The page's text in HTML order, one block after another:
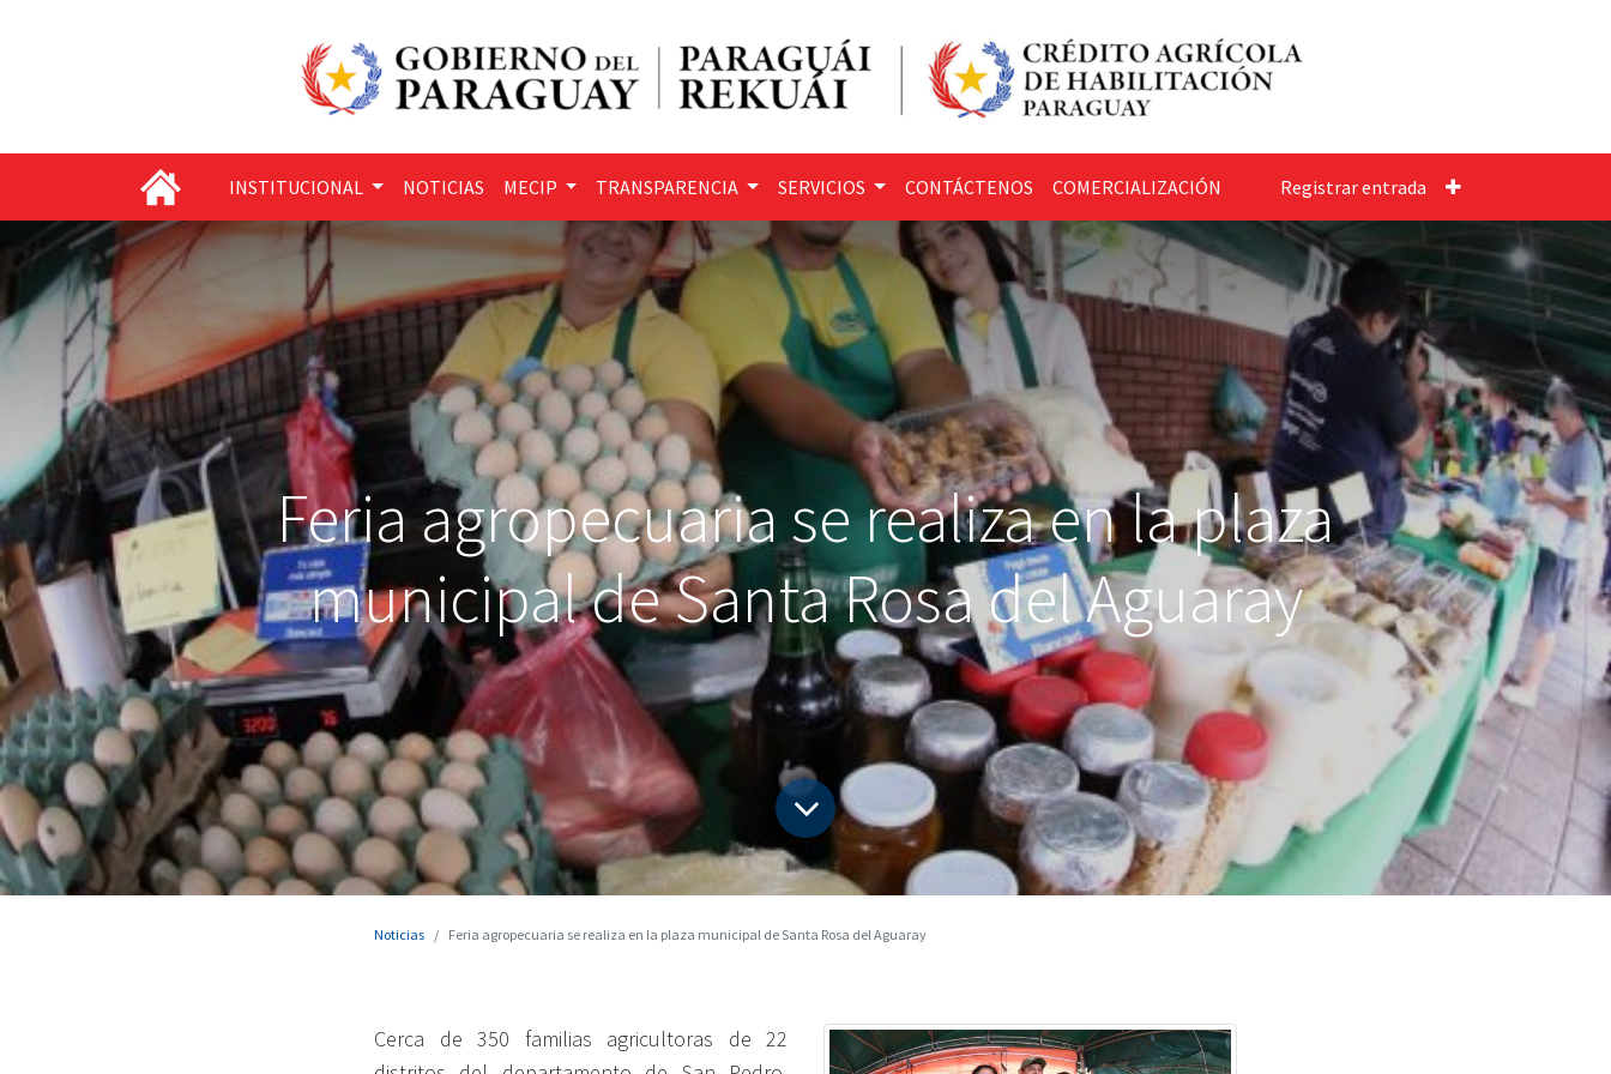
INSTITUCIONAL NOTICIAS MECIP TRANSPARENCIA SERVICIOS CONTÁCTENOS COMERCIALIZACIÓN Registrar entrada
Feria agropecuaria se realiza en la plaza
municipal de Santa Rosa del Aguaray
Noticias Feria agropecuaria se realiza en la plaza municipal de Santa Rosa del Aguaray
Cerca de 350 familias agricultoras de 22